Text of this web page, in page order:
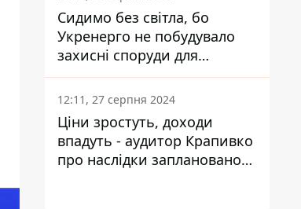
Сидимо без світла, бо
Укренерго не побудувало
захисні споруди для
енергетики - нардеп
Кучеренко
12:11, 27 серпня 2024
Ціни зростуть, доходи
впадуть - аудитор Крапивко
про наслідки запланованого